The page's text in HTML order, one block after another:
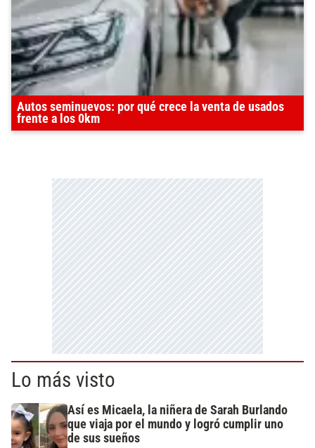
Autos seminuevos: por qué crece la venta de usados
frente a los 0km
Lo más visto
Así es Micaela, la niñera de Sarah Burlando
que viaja por el mundo y logró cumplir uno
de sus sueños